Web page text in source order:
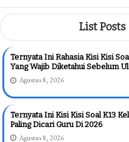
Tahu Sebelum Terlambat
List Posts
Ternyata Ini Rahasia Kisi Kisi
Yang Wajib Diketahui Sebelum
Agustus 8, 2026
Ternyata Ini Kisi Kisi Soal K13
Paling Dicari Guru Di 2026
Agustus 8, 2026